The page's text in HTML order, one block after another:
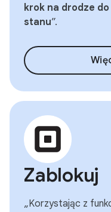
krok na drodze
stanu”.
Zablokuj
„Korzystając z